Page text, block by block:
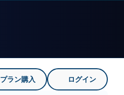
プラン購入 ログイン